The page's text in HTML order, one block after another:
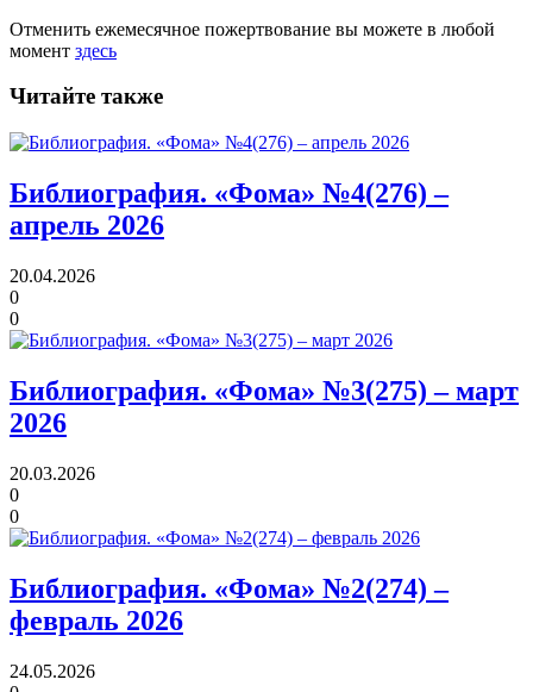
Отменить ежемесячное пожертвование вы можете в любой
момент здесь
Читайте также
Библиография. «Фома» №4(276) –
апрель 2026
20.04.2026
0
0
Библиография. «Фома» №3(275) – март
2026
20.03.2026
0
0
Библиография. «Фома» №2(274) –
февраль 2026
24.05.2026